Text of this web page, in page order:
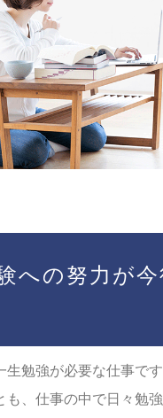
への努力が今
生勉強が必要な仕事で
も、仕事の中で日々勉